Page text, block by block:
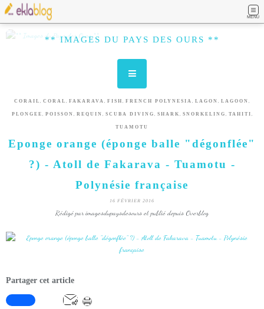
MENU
** IMAGES DU PAYS DES OURS **
CORAIL , CORAL , FAKARAVA , FISH , FRENCH POLYNESIA , LAGON , LAGOON ,
PLONGEE , POISSON , REQUIN , SCUBA DIVING , SHARK , SNORKELING , TAHITI ,
TUAMOTU
Eponge orange (éponge balle "dégonflée"
?) - Atoll de Fakarava - Tuamotu -
Polynésie française
16 FÉVRIER 2016
Rédigé par imagesdupaysdesours et publié depuis Overblog
Partager cet article